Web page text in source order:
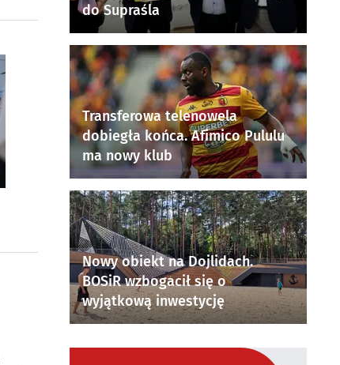
do Supraśla
Transferowa telenowela
dobiegła końca. Afimico Pululu
ma nowy klub
Nowy obiekt na Dojlidach.
BOSiR wzbogacił się o
wyjątkową inwestycję